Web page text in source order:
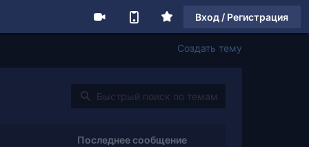
Вход / Регистрация
Создать тему
Последнее сообщение